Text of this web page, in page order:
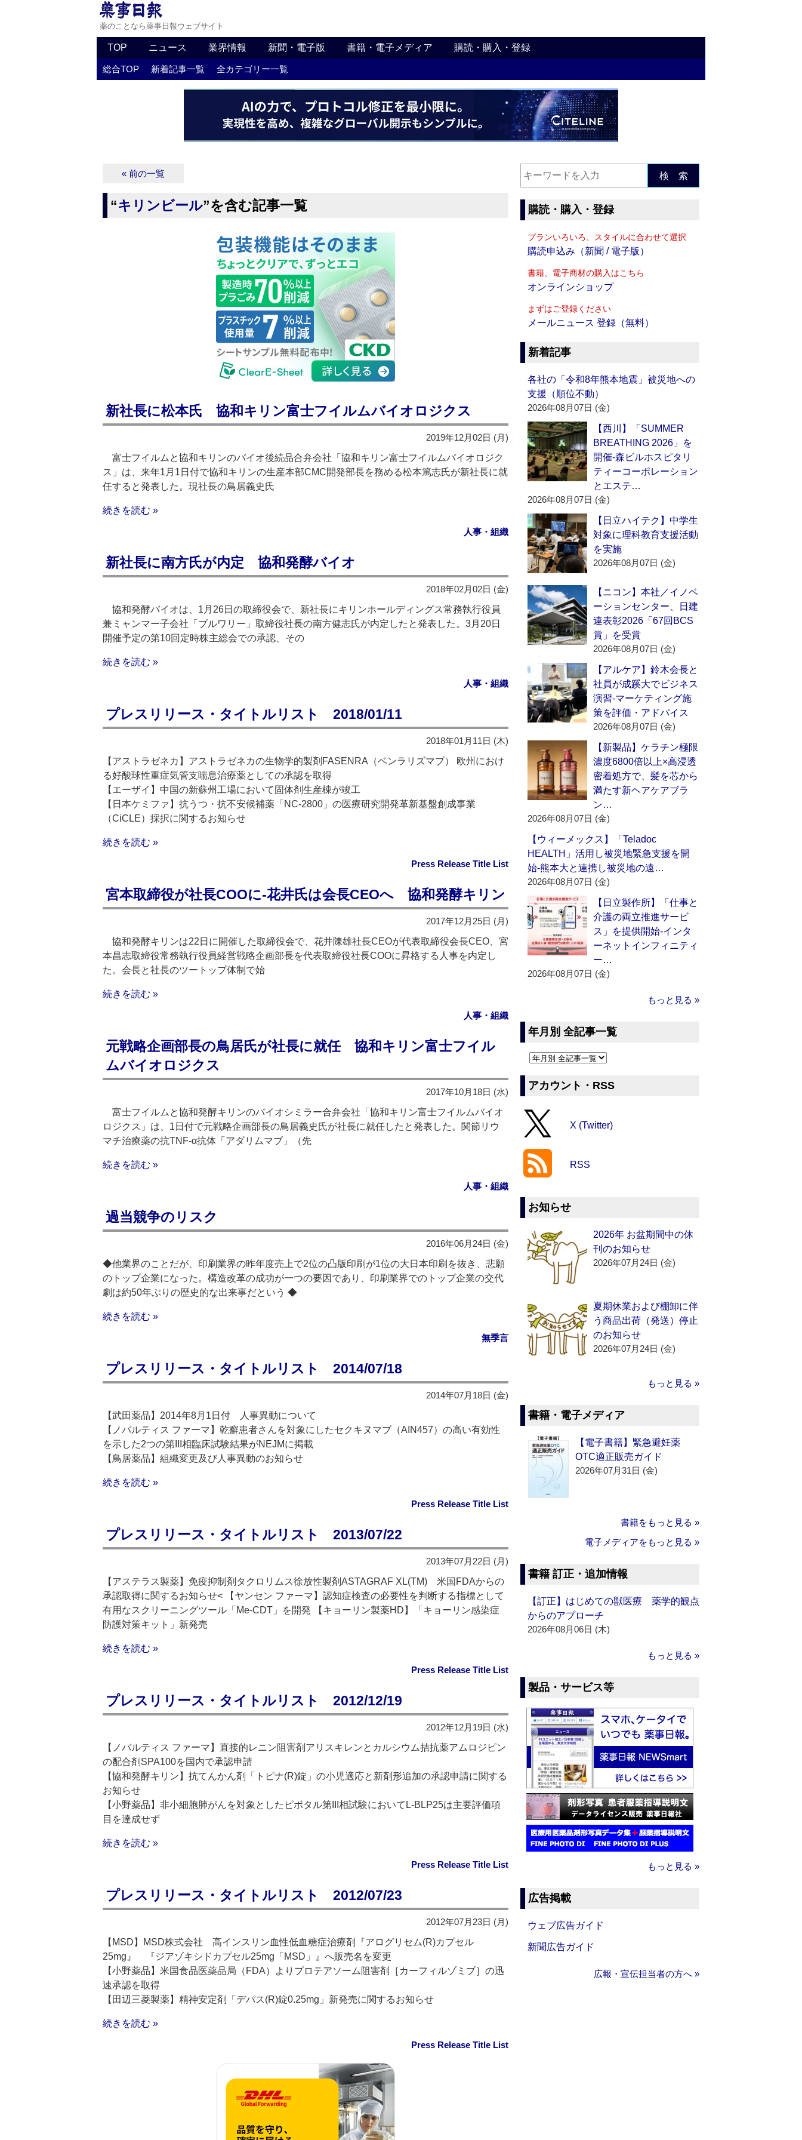
薬のことなら薬事日報ウェブサイト
TOP ニュース 業界情報 新聞・電子版 書籍・電子メディア 購読・購入・登録
総合TOP 新着記事一覧 全カテゴリー一覧
« 前の一覧
“キリンビール”を含む記事一覧
新社長に松本氏 協和キリン富士フイルムバイオロジクス
2019年12月02日 (月)
富士フイルムと協和キリンのバイオ後続品合弁会社「協和キリン富士フイルムバイオロジク
ス」は、来年1月1日付で協和キリンの生産本部CMC開発部長を務める松本篤志氏が新社長に就
任すると発表した。現社長の鳥居義史氏
続きを読む »
人事・組織
新社長に南方氏が内定 協和発酵バイオ
2018年02月02日 (金)
協和発酵バイオは、1月26日の取締役会で、新社長にキリンホールディングス常務執行役員
兼ミャンマー子会社「ブルワリー」取締役社長の南方健志氏が内定したと発表した。3月20日
開催予定の第10回定時株主総会での承認、その
続きを読む »
人事・組織
プレスリリース・タイトルリスト 2018/01/11
2018年01月11日 (木)
【アストラゼネカ】アストラゼネカの生物学的製剤FASENRA（ベンラリズマブ） 欧州におけ
る好酸球性重症気管支喘息治療薬としての承認を取得
【エーザイ】中国の新蘇州工場において固体剤生産棟が竣工
【日本ケミファ】抗うつ・抗不安候補薬「NC-2800」の医療研究開発革新基盤創成事業
（CiCLE）採択に関するお知らせ
続きを読む »
Press Release Title List
宮本取締役が社長COOに‐花井氏は会長CEOへ 協和発酵キリン
2017年12月25日 (月)
協和発酵キリンは22日に開催した取締役会で、花井陳雄社長CEOが代表取締役会長CEO、宮
本昌志取締役常務執行役員経営戦略企画部長を代表取締役社長COOに昇格する人事を内定し
た。会長と社長のツートップ体制で始
続きを読む »
人事・組織
元戦略企画部長の鳥居氏が社長に就任 協和キリン富士フイル
ムバイオロジクス
2017年10月18日 (水)
富士フイルムと協和発酵キリンのバイオシミラー合弁会社「協和キリン富士フイルムバイオ
ロジクス」は、1日付で元戦略企画部長の鳥居義史氏が社長に就任したと発表した。関節リウ
マチ治療薬の抗TNF-α抗体「アダリムマブ」（先
続きを読む »
人事・組織
過当競争のリスク
2016年06月24日 (金)
◆他業界のことだが、印刷業界の昨年度売上で2位の凸版印刷が1位の大日本印刷を抜き、悲願
のトップ企業になった。構造改革の成功が一つの要因であり、印刷業界でのトップ企業の交代
劇は約50年ぶりの歴史的な出来事だという ◆
続きを読む »
無季言
プレスリリース・タイトルリスト 2014/07/18
2014年07月18日 (金)
【武田薬品】2014年8月1日付 人事異動について
【ノバルティス ファーマ】乾癬患者さんを対象にしたセクキヌマブ（AIN457）の高い有効性
を示した2つの第III相臨床試験結果がNEJMに掲載
【鳥居薬品】組織変更及び人事異動のお知らせ
続きを読む »
Press Release Title List
プレスリリース・タイトルリスト 2013/07/22
2013年07月22日 (月)
【アステラス製薬】免疫抑制剤タクロリムス徐放性製剤ASTAGRAF XL(TM) 米国FDAからの
承認取得に関するお知らせ< 【ヤンセン ファーマ】認知症検査の必要性を判断する指標として
有用なスクリーニングツール「Me-CDT」を開発 【キョーリン製薬HD】「キョーリン感染症
防護対策キット」新発売
続きを読む »
Press Release Title List
プレスリリース・タイトルリスト 2012/12/19
2012年12月19日 (水)
【ノバルティス ファーマ】直接的レニン阻害剤アリスキレンとカルシウム拮抗薬アムロジピン
の配合剤SPA100を国内で承認申請
【協和発酵キリン】抗てんかん剤「トピナ(R)錠」の小児適応と新剤形追加の承認申請に関する
お知らせ
【小野薬品】非小細胞肺がんを対象としたピボタル第III相試験においてL-BLP25は主要評価項
目を達成せず
続きを読む »
Press Release Title List
プレスリリース・タイトルリスト 2012/07/23
2012年07月23日 (月)
【MSD】MSD株式会社 高インスリン血性低血糖症治療剤『アログリセム(R)カプセル
25mg』 『ジアゾキシドカプセル25mg「MSD」』へ販売名を変更
【小野薬品】米国食品医薬品局（FDA）よりプロテアソーム阻害剤［カーフィルゾミブ］の迅
速承認を取得
【田辺三菱製薬】精神安定剤「デパス(R)錠0.25mg」新発売に関するお知らせ
続きを読む »
Press Release Title List
検 索
購読・購入・登録
プランいろいろ、スタイルに合わせて選択
購読申込み（新聞 / 電子版）
書籍、電子商材の購入はこちら
オンラインショップ
まずはご登録ください
メールニュース 登録（無料）
新着記事
各社の「令和8年熊本地震」被災地への
支援（順位不動）
2026年08月07日 (金)
【西川】「SUMMER
BREATHING 2026」を
開催‐森ビルホスピタリ
ティーコーポレーション
とエステ…
2026年08月07日 (金)
【日立ハイテク】中学生
対象に理科教育支援活動
を実施
2026年08月07日 (金)
【ニコン】本社／イノベ
ーションセンター、日建
連表彰2026「67回BCS
賞」を受賞
2026年08月07日 (金)
【アルケア】鈴木会長と
社員が成蹊大でビジネス
演習‐マーケティング施
策を評価・アドバイス
2026年08月07日 (金)
【新製品】ケラチン極限
濃度6800倍以上×高浸透
密着処方で、髪を芯から
満たす新ヘアケアブラ
ン…
2026年08月07日 (金)
【ウィーメックス】「Teladoc
HEALTH」活用し被災地緊急支援を開
始‐熊本大と連携し被災地の遠…
2026年08月07日 (金)
【日立製作所】「仕事と
介護の両立推進サービ
ス」を提供開始‐インタ
ーネットインフィニティ
ー…
2026年08月07日 (金)
もっと見る »
年月別 全記事一覧
アカウント・RSS
X (Twitter)
RSS
お知らせ
2026年 お盆期間中の休
刊のお知らせ
2026年07月24日 (金)
夏期休業および棚卸に伴
う商品出荷（発送）停止
のお知らせ
2026年07月24日 (金)
もっと見る »
書籍・電子メディア
【電子書籍】緊急避妊薬
OTC適正販売ガイド
2026年07月31日 (金)
書籍をもっと見る »
電子メディアをもっと見る »
書籍 訂正・追加情報
【訂正】はじめての獣医療 薬学的観点
からのアプローチ
2026年08月06日 (木)
もっと見る »
製品・サービス等
もっと見る »
広告掲載
ウェブ広告ガイド
新聞広告ガイド
広報・宣伝担当者の方へ »